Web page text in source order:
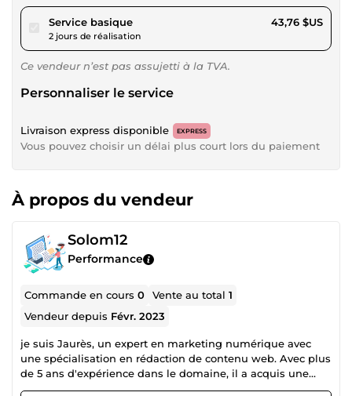
Service basiquepour 40,33 $US
2 jours de réalisation
43,76 $US
Ce vendeur n’est pas assujetti à la TVA.
Personnaliser le service
Livraison express disponible EXPRESS
Vous pouvez choisir un délai plus court lors du paiement
À propos du vendeur
Solom12
Performance
Commande en cours0 Vente au total1
Vendeur depuis Févr. 2023
je suis Jaurès, un expert en marketing numérique avec
une spécialisation en rédaction de contenu web. Avec plus
de 5 ans d'expérience dans le domaine, il a acquis une
connaissance approfondie de la façon dont les entreprises